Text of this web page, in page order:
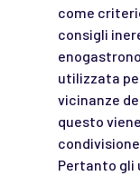
come
consigli
utilizzata
vicinanze
questo
Pertanto gli